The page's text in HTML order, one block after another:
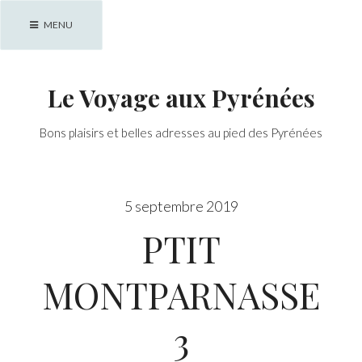
MENU
Le Voyage aux Pyrénées
Bons plaisirs et belles adresses au pied des Pyrénées
5 septembre 2019
PTIT
MONTPARNASSE
3